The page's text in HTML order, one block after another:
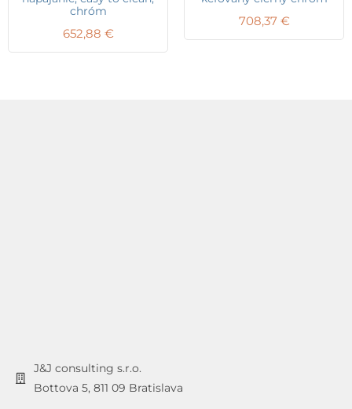
chróm
652,88 €
708,37 €
J&J consulting s.r.o.
Bottova 5, 811 09 Bratislava